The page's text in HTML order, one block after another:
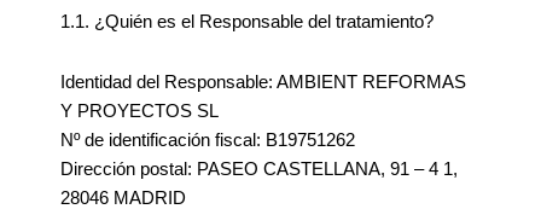
1.1. ¿Quién es el Responsable del tratamiento?
Identidad del Responsable: AMBIENT REFORMAS
Y PROYECTOS SL
Nº de identificación fiscal: B19751262
Dirección postal: PASEO CASTELLANA, 91 – 4 1,
28046 MADRID